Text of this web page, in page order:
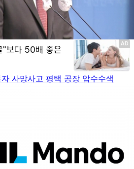
사망사고 평택 공장 압수수색